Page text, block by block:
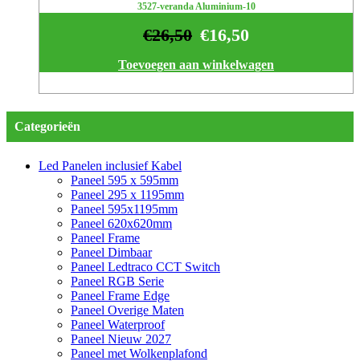
3527-veranda Aluminium-10
€16,50
€26,50
Toevoegen aan winkelwagen
Categorieën
Led Panelen inclusief Kabel
Paneel 595 x 595mm
Paneel 295 x 1195mm
Paneel 595x1195mm
Paneel 620x620mm
Paneel Frame
Paneel Dimbaar
Paneel Ledtraco CCT Switch
Paneel RGB Serie
Paneel Frame Edge
Paneel Overige Maten
Paneel Waterproof
Paneel Nieuw 2027
Paneel met Wolkenplafond